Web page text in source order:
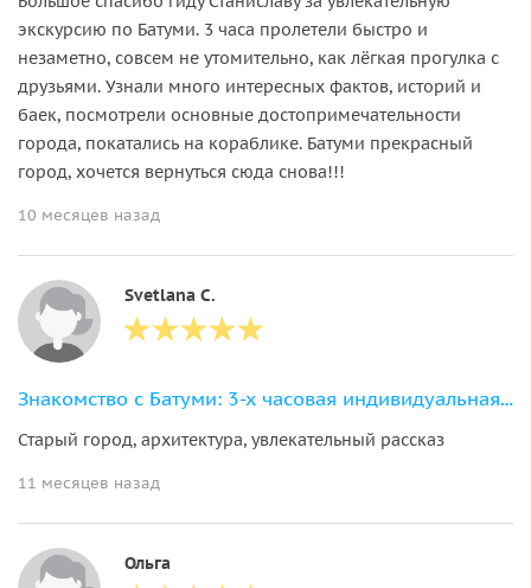
экскурсию по Батуми. 3 часа пролетели быстро и
незаметно, совсем не утомительно, как лёгкая прогулка с
друзьями. Узнали много интересных фактов, историй и
баек, посмотрели основные достопримечательности
города, покатались на кораблике. Батуми прекрасный
город, хочется вернуться сюда снова!!!
10 месяцев назад
Svetlana С.
Знакомство с Батуми: 3-х часовая индивидуальная экскурсия по городу
Старый город, архитектура, увлекательный рассказ
11 месяцев назад
Ольга